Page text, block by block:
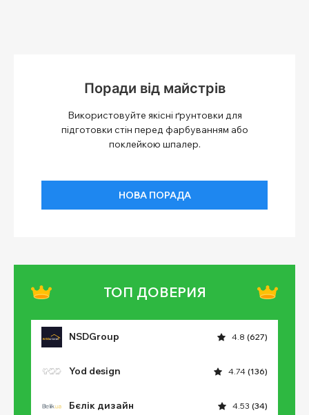
Поради від майстрів
Використовуйте якісні ґрунтовки для
підготовки стін перед фарбуванням або
поклейкою шпалер.
НОВА ПОРАДА
ТОП ДОВЕРИЯ
NSDGroup 4.8 (627)
Yod design 4.74 (136)
Бєлік дизайн 4.53 (34)